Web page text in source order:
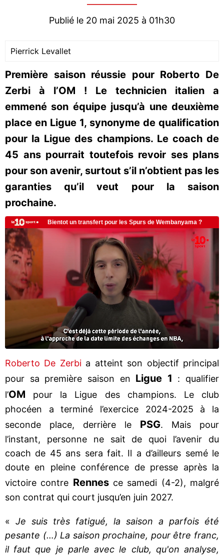
Publié le 20 mai 2025 à 01h30
Pierrick Levallet
Première saison réussie pour Roberto De
Zerbi à l’OM ! Le technicien italien a
emmené son équipe jusqu’à une deuxième
place en Ligue 1, synonyme de qualification
pour la Ligue des champions. Le coach de
45 ans pourrait toutefois revoir ses plans
pour son avenir, surtout s’il n’obtient pas les
garanties qu’il veut pour la saison
prochaine.
Roberto De Zerbia atteint son objectif principal
pour sa première saison en Ligue 1 : qualifier
l’OM pour la Ligue des champions. Le club
phocéen a terminé l’exercice 2024-2025 à la
seconde place, derrière le PSG. Mais pour
l’instant, personne ne sait de quoi l’avenir du
coach de 45 ans sera fait. Il a d’ailleurs semé le
doute en pleine conférence de presse après la
victoire contre Rennesce samedi (4-2), malgré
son contrat qui court jusqu’en juin 2027.
« Je suis très fatigué, la saison a parfois été
pesante (…) La saison prochaine, pour être franc,
il faut que je parle avec le club, qu'on analyse,